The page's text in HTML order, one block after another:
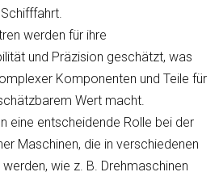
werden für ihre
und Präzision geschätzt, was
Komponenten und Teile für
Wert macht.
eine entscheidende Rolle bei der
Maschinen, die in verschiedenen
wie z. B. Drehmaschinen